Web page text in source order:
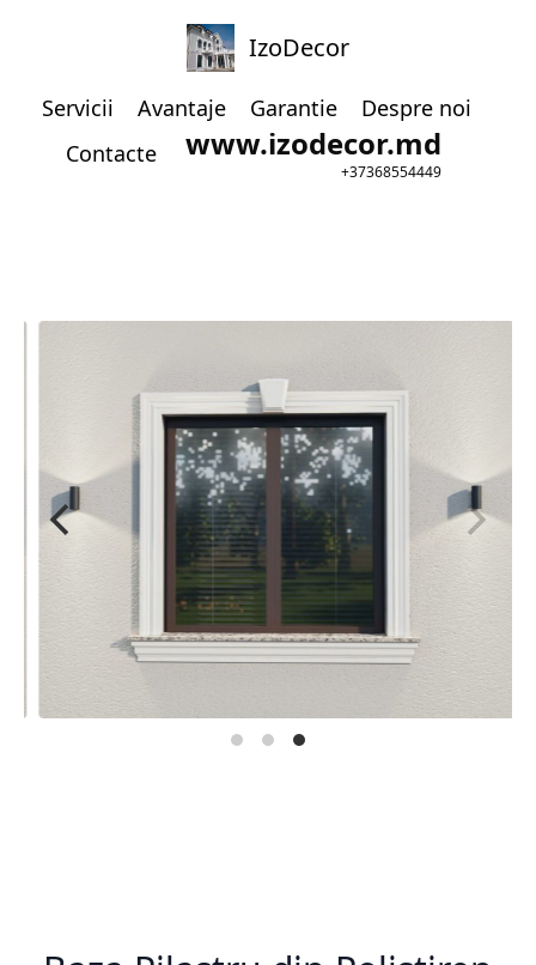
IzoDecor
Servicii Avantaje Garantie
Despre noi
Contacte
www.izodecor.md
+37368554449